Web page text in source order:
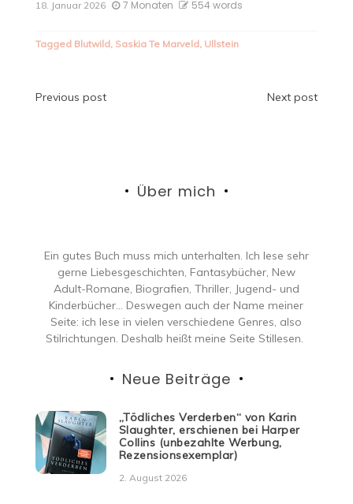
18. Januar 2026 7 Monaten 554 words
Tagged Blutwild, Saskia Te Marveld, Ullstein
Beitragsnavigation
Previous post Next post
Über mich
Ein gutes Buch muss mich unterhalten. Ich lese sehr
gerne Liebesgeschichten, Fantasybücher, New
Adult-Romane, Biografien, Thriller, Jugend- und
Kinderbücher… Deswegen auch der Name meiner
Seite: ich lese in vielen verschiedene Genres, also
Stilrichtungen. Deshalb heißt meine Seite Stillesen.
Neue Beiträge
„Tödliches Verderben“ von Karin
Slaughter, erschienen bei Harper
Collins (unbezahlte Werbung,
Rezensionsexemplar)
2. August 2026